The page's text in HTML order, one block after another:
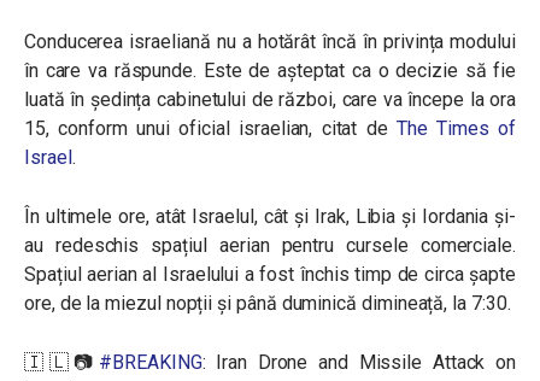
Conducerea israeliană nu a hotărât încă în privința modului
în care va răspunde. Este de așteptat ca o decizie să fie
luată în ședința cabinetului de război, care va începe la ora
15, conform unui oficial israelian, citat de The Times of
Israel.
În ultimele ore, atât Israelul, cât și Irak, Libia și Iordania și-
au redeschis spațiul aerian pentru cursele comerciale.
Spațiul aerian al Israelului a fost închis timp de circa șapte
ore, de la miezul nopții și până duminică dimineață, la 7:30.
🇮🇱📷 #BREAKING: Iran Drone and Missile Attack on